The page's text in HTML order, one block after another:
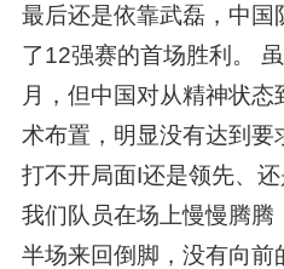
最后还是依靠武磊，中
了12强赛的首场胜利。
月，但中国对从精神状
术布置，明显没有达到要
打不开局面I还是领先、
我们队员在场上慢慢腾腾
半场来回倒脚，没有向前